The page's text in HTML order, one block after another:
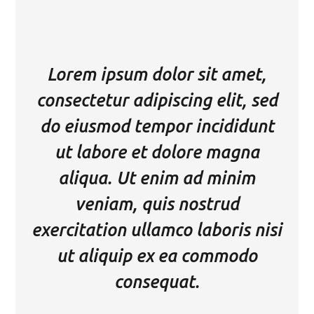
Lorem ipsum dolor sit amet,
consectetur adipiscing elit, sed
do eiusmod tempor incididunt
ut labore et dolore magna
aliqua. Ut enim ad minim
veniam, quis nostrud
exercitation ullamco laboris nisi
ut aliquip ex ea commodo
consequat.